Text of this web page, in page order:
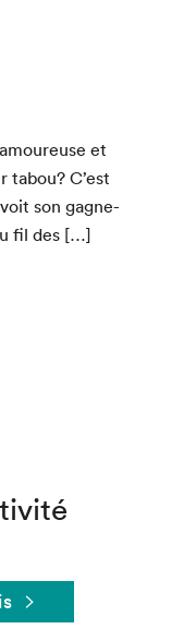
et
C’est
son gagne-
fil des […]